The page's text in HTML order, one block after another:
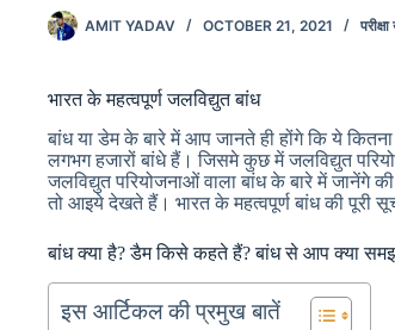
AMIT YADAV OCTOBER 21, 2021
भारत के महत्वपूर्ण जलविद्युत बांध
बांध या डेम के बारे में आप जानते ही होंगे कि ये
लगभग हजारों बांधे हैं। जिसमे कुछ में जलविद्युत
जलविद्युत परियोजनाओं वाला बांध के बारे में जानेंगे
तो आइये देखते हैं। भारत के महत्वपूर्ण बांध की पूरी
बांध क्या है? डैम किसे कहते हैं? बांध से आप क्या
इस आर्टिकल की प्रमुख बातें